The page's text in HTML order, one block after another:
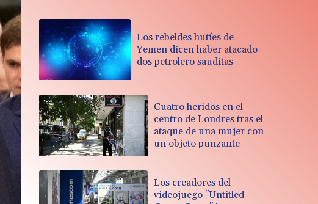
Los rebeldes hutíes de
Yemen dicen haber atacado
dos petrolero sauditas
Cuatro heridos en el
centro de Londres tras el
ataque de una mujer con
un objeto punzante
Los creadores del
videojuego "Untitled